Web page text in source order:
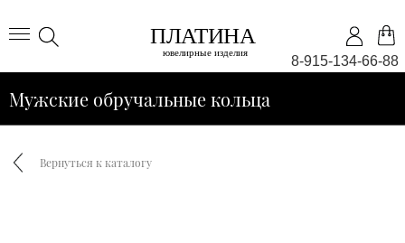
8-915-134-66-88
Мужские обручальные кольца
Вернуться к каталогу